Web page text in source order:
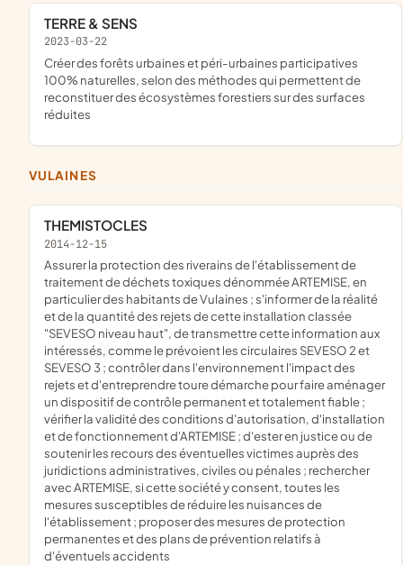
TERRE & SENS
2023-03-22
créer des forêts urbaines et péri-urbaines participatives
100% naturelles, selon des méthodes qui permettent de
reconstituer des écosystèmes forestiers sur des surfaces
réduites
VULAINES
THEMISTOCLES
2014-12-15
assurer la protection des riverains de l'établissement de
traitement de déchets toxiques dénommée ARTEMISE, en
particulier des habitants de Vulaines ; s'informer de la réalité
et de la quantité des rejets de cette installation classée
"SEVESO niveau haut", de transmettre cette information aux
intéressés, comme le prévoient les circulaires SEVESO 2 et
SEVESO 3 ; contrôler dans l'environnement l'impact des
rejets et d'entreprendre toure démarche pour faire aménager
un dispositif de contrôle permanent et totalement fiable ;
vérifier la validité des conditions d'autorisation, d'installation
et de fonctionnement d'ARTEMISE ; d'ester en justice ou de
soutenir les recours des éventuelles victimes auprès des
juridictions administratives, civiles ou pénales ; rechercher
avec ARTEMISE, si cette société y consent, toutes les
mesures susceptibles de réduire les nuisances de
l'établissement ; proposer des mesures de protection
permanentes et des plans de prévention relatifs à
d'éventuels accidents